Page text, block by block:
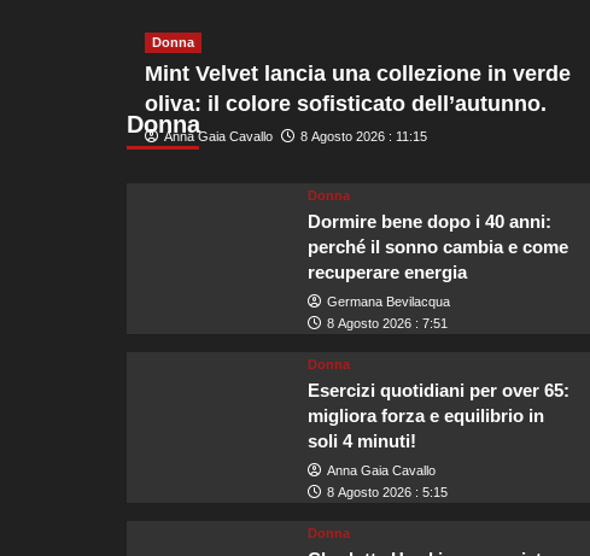
ideale
per
il
matrimonio
Donna
Donna
Mint Velvet lancia una collezione in verde
oliva: il colore sofisticato dell’autunno.
Anna Gaia Cavallo 8 Agosto 2026 : 11:15
Donna
Dormire bene dopo i 40 anni:
perché il sonno cambia e come
recuperare energia
Germana Bevilacqua
8 Agosto 2026 : 7:51
Donna
Esercizi quotidiani per over 65:
migliora forza e equilibrio in
soli 4 minuti!
Anna Gaia Cavallo
8 Agosto 2026 : 5:15
Donna